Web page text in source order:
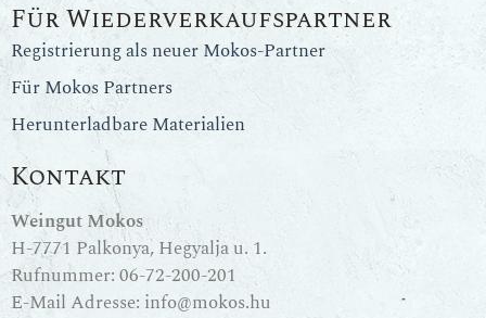
Für Wiederverkaufspartner
Registrierung als neuer Mokos-Partner
Für Mokos Partners
Herunterladbare Materialien
Kontakt
Weingut Mokos
H-7771 Palkonya, Hegyalja u. 1.
Rufnummer:06-72-200-201
E-Mail Adresse: info@mokos.hu